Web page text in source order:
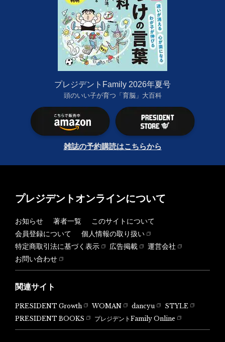
プレジデントFamily 2026年夏号
頭のいい子が育つ「育脳」大百科
雑誌の予約購読はこちらから
プレジデントオンラインについて
お知らせ 著者一覧
このサイトについて
会員登録について
個人情報の取り扱い
特定商取引法に基づく表示
広告掲載
運営会社
お問い合わせ
関連サイト
PRESIDENT Growth WOMAN dancyu
STYLE
PRESIDENT BOOKS
プレジデントFamily Online